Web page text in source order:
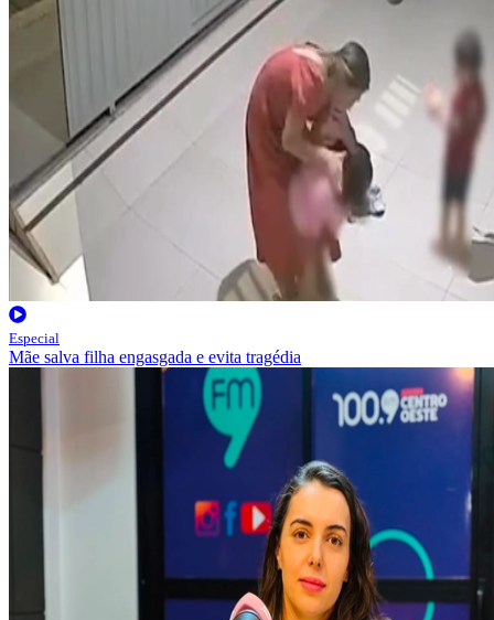
Especial
Mãe salva filha engasgada e evita tragédia